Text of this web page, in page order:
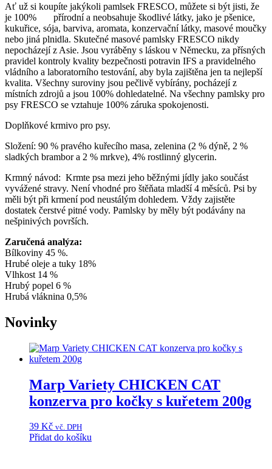
Ať už si koupíte jakýkoli pamlsek FRESCO, můžete si být jisti, že
je 100% přírodní a neobsahuje škodlivé látky, jako je pšenice,
kukuřice, sója, barviva, aromata, konzervační látky, masové moučky
nebo jiná plnidla. Skutečné masové pamlsky FRESCO nikdy
nepocházejí z Asie. Jsou vyráběny s láskou v Německu, za přísných
pravidel kontroly kvality bezpečnosti potravin IFS a pravidelného
vládního a laboratorního testování, aby byla zajištěna jen ta nejlepší
kvalita. Všechny suroviny jsou pečlivě vybírány, pocházejí z
místních zdrojů a jsou 100% dohledatelné. Na všechny pamlsky pro
psy FRESCO se vztahuje 100% záruka spokojenosti.
Doplňkové krmivo pro psy.
Složení: 90 % pravého kuřecího masa, zelenina (2 % dýně, 2 %
sladkých brambor a 2 % mrkve), 4% rostlinný glycerin.
Krmný návod: Krmte psa mezi jeho běžnými jídly jako součást
vyvážené stravy. Není vhodné pro štěňata mladší 4 měsíců. Psi by
měli být při krmení pod neustálým dohledem. Vždy zajistěte
dostatek čerstvé pitné vody. Pamlsky by měly být podávány na
nešpinivých površích.
Zaručená analýza:
Bílkoviny 45 %.
Hrubé oleje a tuky 18%
Vlhkost 14 %
Hrubý popel 6 %
Hrubá vláknina 0,5%
Novinky
Marp Variety CHICKEN CAT
konzerva pro kočky s kuřetem 200g
39 Kč vč. DPH
Přidat do košíku